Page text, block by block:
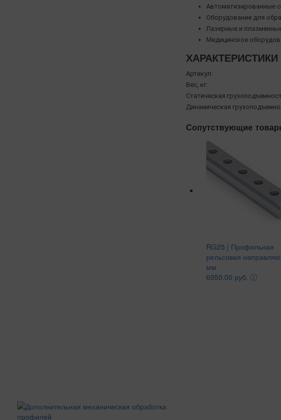
Автоматизированные
Оборудование для
Лазерные и
Медицинское
ХАРАКТЕРИСТИКИ
Артикул:
Вес, кг:
Статическая
Динамическая
Сопутствующие
RG25 | Профильная
рельсовая
мм
6950.00 руб. ⓘ